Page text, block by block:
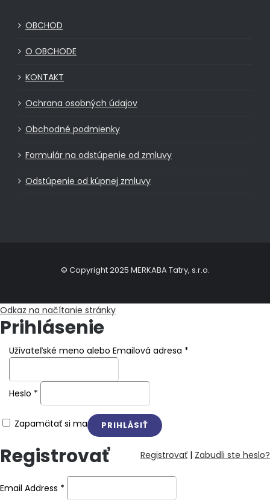
OBCHOD
O OBCHODE
KONTAKT
Ochrana osobných údajov
Obchodné podmienky
Formulár na odstúpenie od zmluvy
Odstúpenie od kúpnej zmluvy
© Copyright 2025 MERKABA Tatry, s.r.o.
Odkaz na načítanie stránky
Prihlásenie
Užívateľské meno alebo Emailová adresa *
Heslo *
Zapamätať si ma
Registrovať | Zabudli ste heslo?
Registrovať
Email Address *